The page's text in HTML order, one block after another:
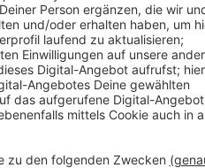
um kaputte Ampeln,
120 Anliegen befinden sich
erledigt markiert werden.
fallen, werden als
der Stadt findet ihrhier.